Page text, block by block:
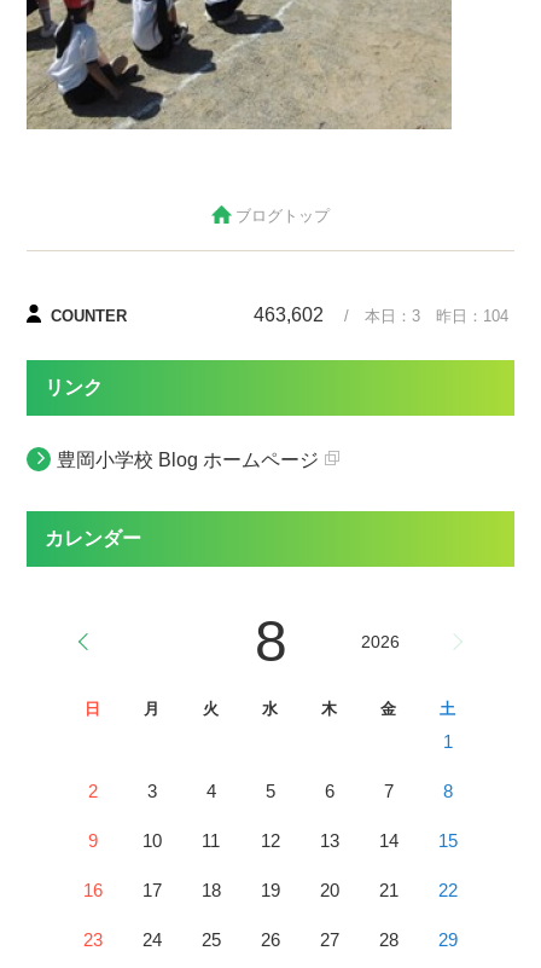
ブログトップ
COUNTER 463,602 / 本日： 3昨日： 104
リンク
豊岡小学校 Blog ホームページ
カレンダー
8 2026
日 月 火 水 木 金 土
1
2 3 4 5 6 7 8
9 10 11 12 13 14 15
16 17 18 19 20 21 22
23 24 25 26 27 28 29